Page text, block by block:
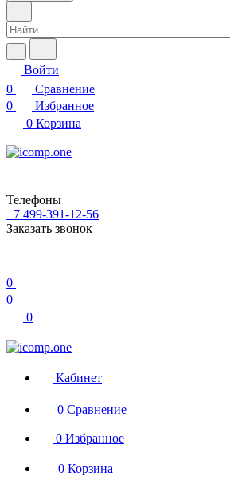
Войти
0
Сравнение
0
Избранное
0 Корзина
Телефоны
+7 499-391-12-56
Заказать звонок
0
0
0
Кабинет
0 Сравнение
0 Избранное
0 Корзина